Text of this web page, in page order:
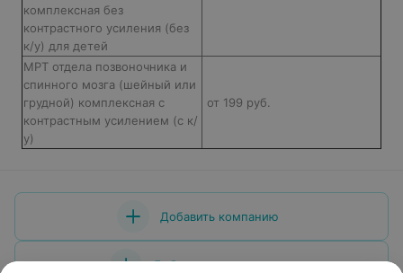
комплексная без
контрастного усиления (без
к/у) для детей
МРТ отдела позвоночника и
спинного мозга (шейный или
грудной) комплексная с
контрастным усилением (с к/
у)
от 199 руб.
Добавить компанию
Добавить специалиста